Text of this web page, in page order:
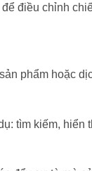
điều chỉnh
phẩm hoặc
tìm kiếm, hiển